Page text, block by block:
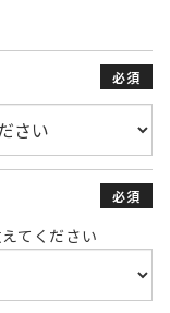
必須
必須
てください